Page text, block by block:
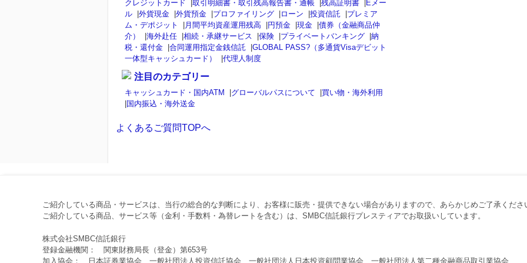
クレジットカード
|取引明細書・取引残高報告書・通帳 |残高証明書 |Eメー
ル |外貨現金 |外貨預金 |プロファイリング |ローン |投資信託 |プレミア
ム・デポジット
| 月間平均資産運用残高 |円預金 |現金 |債券（金融商品仲
介）
|海外赴任 |相続・承継サービス |保険 |プライベートバンキング |納
税・還付金 |合同運用指定金銭信託 |GLOBAL PASS?（多通貨Visaデビット
一体型キャッシュカード）
|代理人制度
注目のカテゴリー
キャッシュカード・国内ATM |グローバルパスについて |買い物・海外利用
|国内振込・海外送金
よくあるご質問TOPへ
ご紹介している商品・サービスは、当行の総合的な判断により、お客様に販売・提供できない場合がありますので、あらかじめご了承くださ
ご紹介している商品、サービス等（金利・手数料・為替レートを含む）は、SMBC信託銀行プレスティアでお取扱いしています。
株式会社SMBC信託銀行
登録金融機関： 関東財務局長（登金）第653号
加入協会： 日本証券業協会、一般社団法人投資信託協会、一般社団法人日本投資顧問業協会、一般社団法人第二種金融商品取引業協会